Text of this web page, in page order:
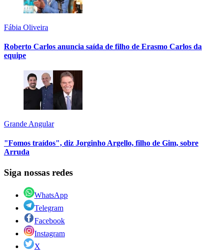
Fábia Oliveira
Roberto Carlos anuncia saída de filho de Erasmo Carlos da
equipe
Grande Angular
"Fomos traídos", diz Jorginho Argello, filho de Gim, sobre
Arruda
Siga nossas redes
WhatsApp
Telegram
Facebook
Instagram
X